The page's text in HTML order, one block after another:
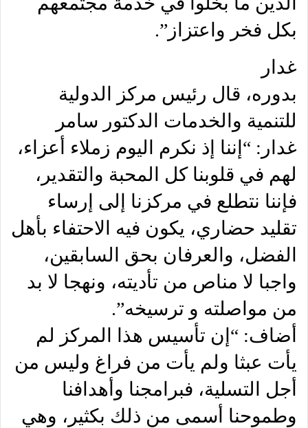
بكل فخر واعتزاز”.
غدار
بدوره، قال رئيس مركز الدولية
للتنمية والخدمات الدكتور سامر
غدار: “إننا إذ نكرم اليوم زملاء أعزاء،
لهم في قلوبنا كل المحبة والتقدير،
فإننا نتطلع في مركزنا إلى إرساء
تقليد حضاري، يكون فيه الاحتفاء بأهل
الفضل، والعرفان بحق السابقين،
واجبا لا مناص من تأديته، ونهجا لا بد
من مواصلته و ترسيخه”.
أضاف: “إن تأسيس هذا المركز لم
يأت عبثا ولم يأت من فراغ وليس من
أجل التسلية، فبرامجنا وأهدافنا
وطموحنا أسمى من ذلك بكثير، وهي